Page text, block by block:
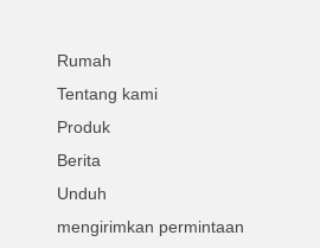
Rumah
Tentang kami
Produk
Berita
Unduh
mengirimkan permintaan